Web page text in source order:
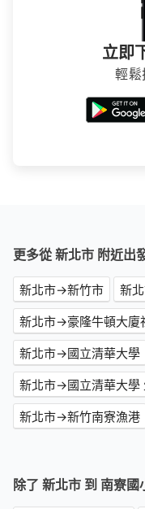
立即
輕鬆
更多從 新北市 附近出
新北市→新竹市
新
新北市→豪隆牛頓大廈
新北市→國立清華大學
新北市→國立清華大學
新北市→新竹南寮漁港
除了 新北市 到 南寮